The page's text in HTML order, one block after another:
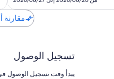
1,319
مقارنة
تسجيل الوصول
يبدأ وقت تسجيل الوصول في 4:00